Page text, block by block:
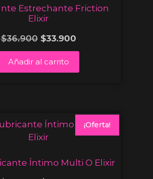
Estrechante Friction
Elixir
$36.900 $33.900
Añadir al carrito
¡Oferta!
Íntimo Multi O Elixir